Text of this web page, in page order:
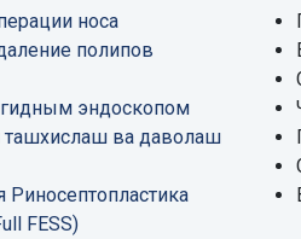
носа
полипов
эндоскопом
ташхислаш ва даволаш
Риносептопластика
FESS)